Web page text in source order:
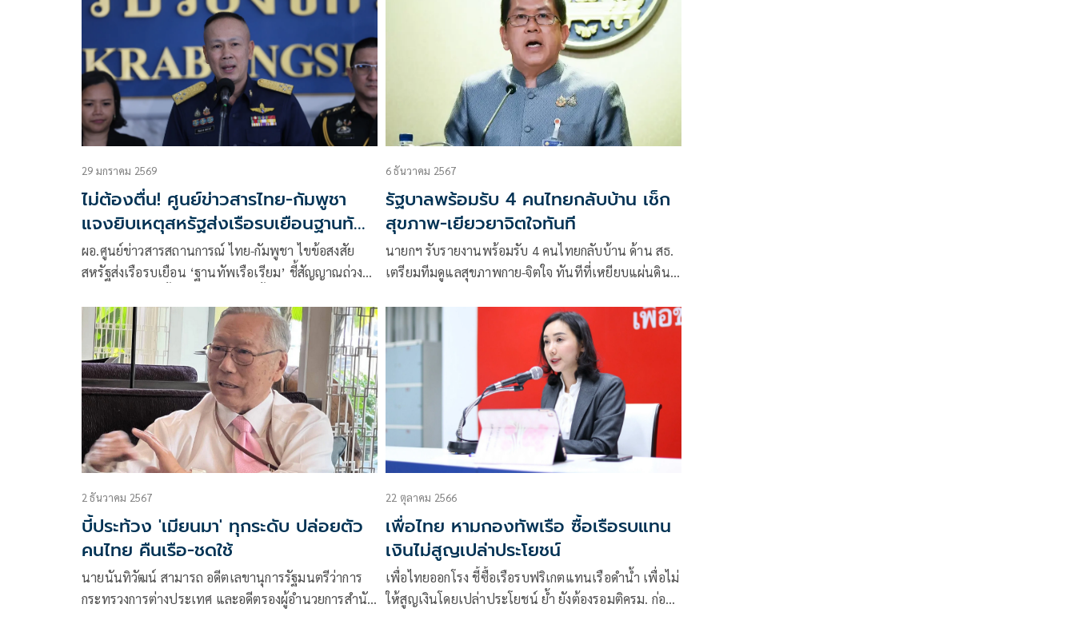
อนาคต
กรุงแบกแดดและโรงงานพลังงานขนาดใหญ่ของสหรัฐ
อาหรับเอมิเรตส์ก็เกิดขึ้นเช่นกัน
29 มกราคม 2569
ไม่ต้องตื่น! ศูนย์ข่าวสารไทย-กัมพูชา
แจงยิบเหตุสหรัฐส่งเรือรบเยือนฐานทัพ
เรียม
ผอ.ศูนย์ข่าวสารสถานการณ์ ไทย-กัมพูชา ไขข้อสงสัย
สหรัฐส่งเรือรบเยือน ‘ฐานทัพเรือเรียม’ ชี้สัญญาณถ่วง
6 ธันวาคม 2567
รัฐบาลพร้อมรับ 4 คนไทยกลับบ้าน เช็ก
สุขภาพ-เยียวยาจิตใจทันที
นายกฯ รับรายงานพร้อมรับ 4 คนไทยกลับบ้าน ด้าน สธ.
เตรียมทีมดูแลสุขภาพกาย-จิตใจ ทันทีที่เหยียบแผ่นดิน
2 ธันวาคม 2567
บี้ประท้วง 'เมียนมา' ทุกระดับ ปล่อยตัว
คนไทย คืนเรือ-ชดใช้
นายนันทิวัฒน์ สามารถ อดีตเลขานุการรัฐมนตรีว่าการ
กระทรวงการต่างประเทศ และอดีตรองผู้อำนวยการสำนัก
22 ตุลาคม 2566
เพื่อไทย หามกองทัพเรือ ซื้อเรือรบแทน
เงินไม่สูญเปล่าประโยชน์
เพื่อไทยออกโรง ชี้ซื้อเรือรบฟริเกตแทนเรือดำน้ำ เพื่อไม่
ให้สูญเงินโดยเปล่าประโยชน์ ย้ำ ยังต้องรอมติครม. ก่อน